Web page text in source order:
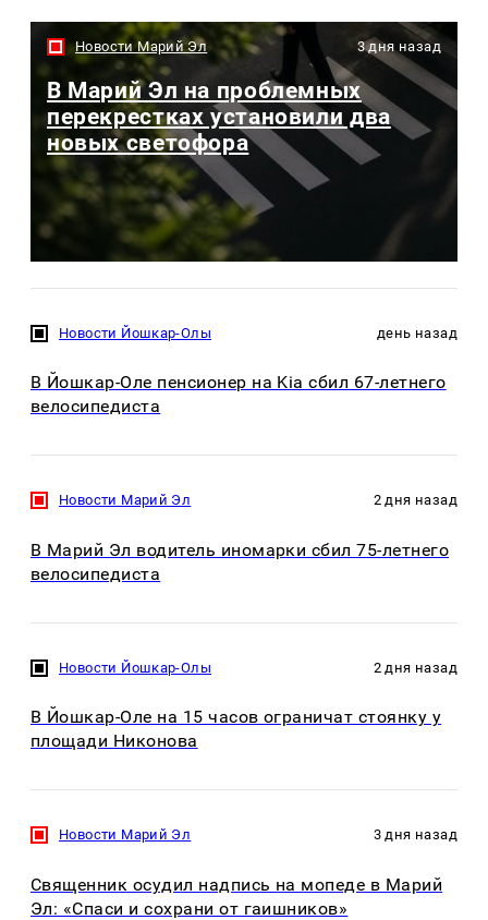
Новости Марий Эл 3 дня назад
В Марий Эл на проблемных
перекрестках установили два
новых светофора
Новости Йошкар-Олы день назад
В Йошкар-Оле пенсионер на Kia сбил 67-летнего
велосипедиста
Новости Марий Эл 2 дня назад
В Марий Эл водитель иномарки сбил 75-летнего
велосипедиста
Новости Йошкар-Олы 2 дня назад
В Йошкар-Оле на 15 часов ограничат стоянку у
площади Никонова
Новости Марий Эл 3 дня назад
Священник осудил надпись на мопеде в Марий
Эл: «Спаси и сохрани от гаишников»